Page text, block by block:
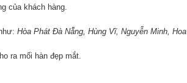
của khách hàng.
Hòa Phát Đà Nẵng, Hùng Vĩ, Nguyễn Minh, Hoa
ra mối hàn đẹp mắt.